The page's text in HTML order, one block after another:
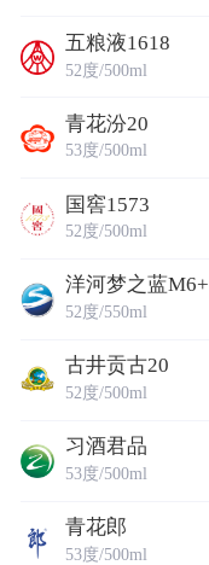
五粮液1618
52度/500ml
青花汾20
53度/500ml
国窖1573
52度/500ml
洋河梦之蓝M6+
52度/550ml
古井贡古20
52度/500ml
习酒君品
53度/500ml
青花郎
53度/500ml